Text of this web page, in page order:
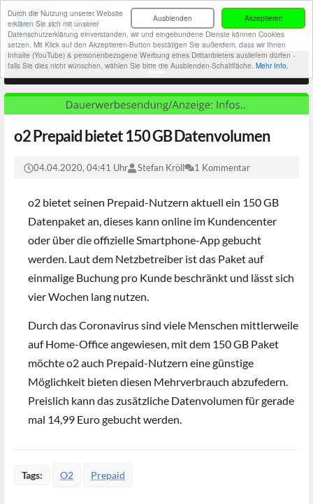
Akzeptieren
Ausblenden
Durch die Nutzung unserer Website
erklären Sie sich mit unserer
Datenschutzerklärung einverstanden, wir und eingebundene Dienste können Cookies
setzen. Mit Klick auf den Akzeptieren-Button bestätigen Sie außerdem, dass wir Ihnen
Inhalte (YouTube) & personenbezogene Werbung eines Drittanbieters ausliefern dürfen -
falls Sie dies nicht wünschen, wählen Sie bitte die Ausblenden-Schaltfläche. Mehr Info.
o2 Prepaid bietet 150 GB Datenvolumen
04.04.2020, 04:41 Uhr Stefan Kröll 1 Kommentar
o2 bietet seinen Prepaid-Nutzern aktuell ein 150 GB
Datenpaket an, dieses kann online im Kundencenter
oder über die offizielle Smartphone-App gebucht
werden. Laut dem Netzbetreiber ist das Paket auf
einmalige Buchung pro Kunde beschränkt und lässt sich
vier Wochen lang nutzen.
Durch das Coronavirus sind viele Menschen mittlerweile
auf Home-Office angewiesen, mit dem 150 GB Paket
möchte o2 auch Prepaid-Nutzern eine günstige
Möglichkeit bieten diesen Mehrverbrauch abzufedern.
Preislich kann das zusätzliche Datenvolumen für gerade
mal 14,99 Euro gebucht werden.
Tags: O2 Prepaid